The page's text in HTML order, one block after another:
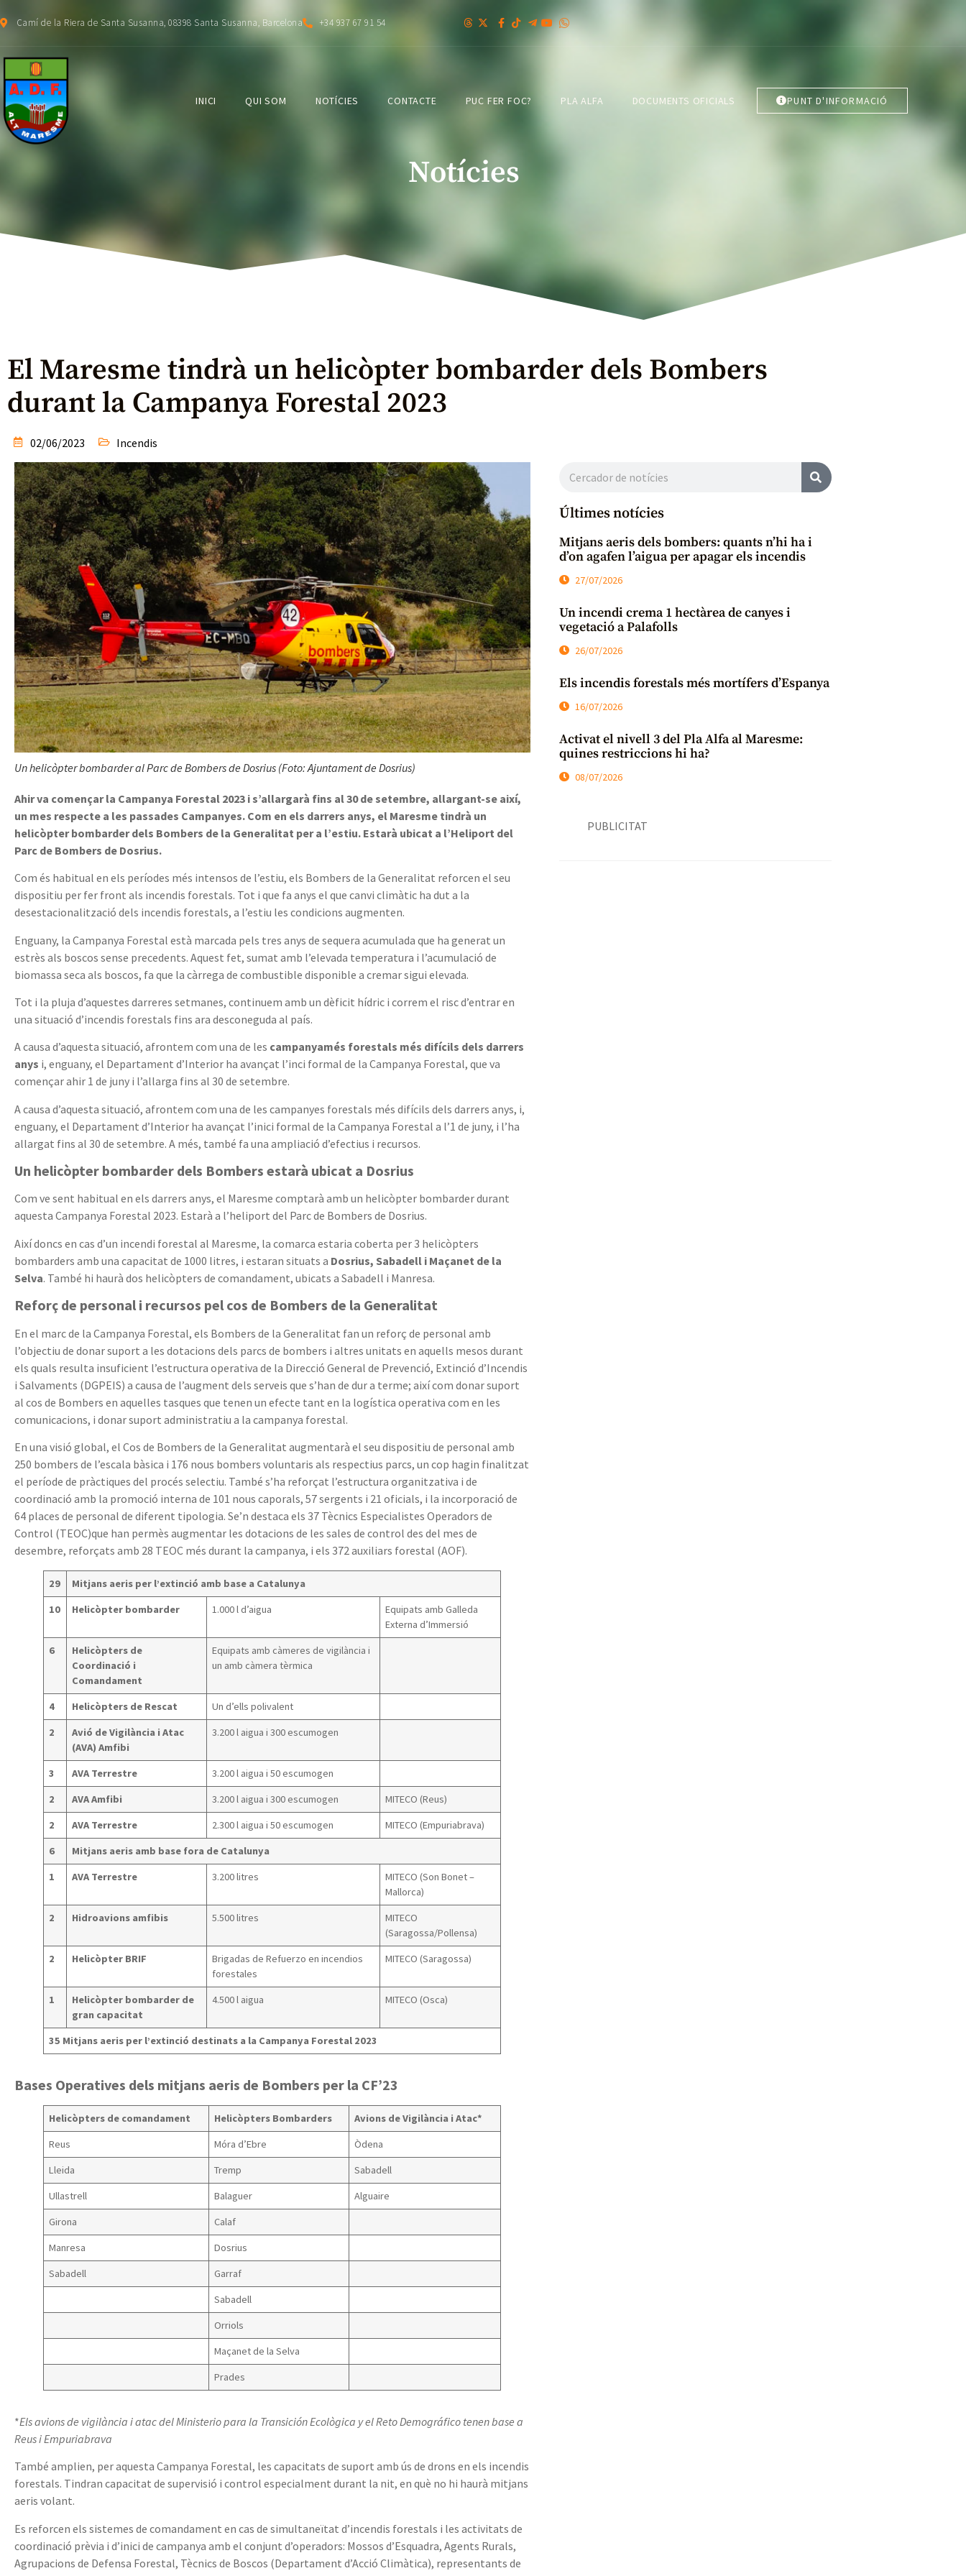
Camí de la Riera de Santa Susanna, 08398 Santa Susanna, Barcelona +34 937 67 91 54
INICI QUI SOM NOTÍCIES CONTACTE PUC FER FOC? PLA ALFA DOCUMENTS OFICIALS PUNT D'INFORMACIÓ
Notícies
El Maresme tindrà un helicòpter bombarder dels Bombers
durant la Campanya Forestal 2023
02/06/2023 Incendis
Un helicòpter bombarder al Parc de Bombers de Dosrius (Foto: Ajuntament de Dosrius)
Ahir va començar la Campanya Forestal 2023 i s’allargarà fins al 30 de setembre, allargant-se així,
un mes respecte a les passades Campanyes. Com en els darrers anys, el Maresme tindrà un
helicòpter bombarder dels Bombers de la Generalitat per a l’estiu. Estarà ubicat a l’Heliport del
Parc de Bombers de Dosrius.
Com és habitual en els períodes més intensos de l’estiu, els Bombers de la Generalitat reforcen el seu
dispositiu per fer front als incendis forestals. Tot i que fa anys el que canvi climàtic ha dut a la
desestacionalització dels incendis forestals, a l’estiu les condicions augmenten.
Enguany, la Campanya Forestal està marcada pels tres anys de sequera acumulada que ha generat un
estrès als boscos sense precedents. Aquest fet, sumat amb l’elevada temperatura i l’acumulació de
biomassa seca als boscos, fa que la càrrega de combustible disponible a cremar sigui elevada.
Tot i la pluja d’aquestes darreres setmanes, continuem amb un dèficit hídric i correm el risc d’entrar en
una situació d’incendis forestals fins ara desconeguda al país.
A causa d’aquesta situació, afrontem com una de les campanyamés forestals més difícils dels darrers
anys i, enguany, el Departament d’Interior ha avançat l’inci formal de la Campanya Forestal, que va
començar ahir 1 de juny i l’allarga fins al 30 de setembre.
A causa d’aquesta situació, afrontem com una de les campanyes forestals més difícils dels darrers anys, i,
enguany, el Departament d’Interior ha avançat l’inici formal de la Campanya Forestal a l’1 de juny, i l’ha
allargat fins al 30 de setembre. A més, també fa una ampliació d’efectius i recursos.
Un helicòpter bombarder dels Bombers estarà ubicat a Dosrius
Com ve sent habitual en els darrers anys, el Maresme comptarà amb un helicòpter bombarder durant
aquesta Campanya Forestal 2023. Estarà a l’heliport del Parc de Bombers de Dosrius.
Així doncs en cas d’un incendi forestal al Maresme, la comarca estaria coberta per 3 helicòpters
bombarders amb una capacitat de 1000 litres, i estaran situats a Dosrius, Sabadell i Maçanet de la
Selva. També hi haurà dos helicòpters de comandament, ubicats a Sabadell i Manresa.
Reforç de personal i recursos pel cos de Bombers de la Generalitat
En el marc de la Campanya Forestal, els Bombers de la Generalitat fan un reforç de personal amb
l’objectiu de donar suport a les dotacions dels parcs de bombers i altres unitats en aquells mesos durant
els quals resulta insuficient l’estructura operativa de la Direcció General de Prevenció, Extinció d’Incendis
i Salvaments (DGPEIS) a causa de l’augment dels serveis que s’han de dur a terme; així com donar suport
al cos de Bombers en aquelles tasques que tenen un efecte tant en la logística operativa com en les
comunicacions, i donar suport administratiu a la campanya forestal.
En una visió global, el Cos de Bombers de la Generalitat augmentarà el seu dispositiu de personal amb
250 bombers de l’escala bàsica i 176 nous bombers voluntaris als respectius parcs, un cop hagin finalitzat
el període de pràctiques del procés selectiu. També s’ha reforçat l’estructura organitzativa i de
coordinació amb la promoció interna de 101 nous caporals, 57 sergents i 21 oficials, i la incorporació de
64 places de personal de diferent tipologia. Se’n destaca els 37 Tècnics Especialistes Operadors de
Control (TEOC)que han permès augmentar les dotacions de les sales de control des del mes de
desembre, reforçats amb 28 TEOC més durant la campanya, i els 372 auxiliars forestal (AOF).
29
Mitjans aeris per l’extinció amb base a Catalunya
10
Helicòpter bombarder 1.000 l d’aigua
Equipats amb Galleda
Externa d’Immersió
6
Helicòpters de
Coordinació i
Comandament
Equipats amb càmeres de vigilància i
un amb càmera tèrmica
4 Helicòpters de Rescat
Un d’ells polivalent
2
Avió de Vigilància i Atac
(AVA) Amfibi
3.200 l aigua i 300 escumogen
3 AVA Terrestre
3.200 l aigua i 50 escumogen
2
AVA Amfibi 3.200 l aigua i 300 escumogen
MITECO (Reus)
2
AVA Terrestre 2.300 l aigua i 50 escumogen
MITECO (Empuriabrava)
6
Mitjans aeris amb base fora de Catalunya
1
AVA Terrestre 3.200 litres
MITECO (Son Bonet –
Mallorca)
2
Hidroavions amfibis 5.500 litres
MITECO
(Saragossa/Pollensa)
2
Helicòpter BRIF
Brigadas de Refuerzo en incendios
forestales
MITECO (Saragossa)
1
Helicòpter bombarder de
gran capacitat
4.500 l aigua MITECO (Osca)
35 Mitjans aeris per l’extinció destinats a la Campanya Forestal 2023
Bases Operatives dels mitjans aeris de Bombers per la CF’23
Helicòpters de comandament Helicòpters Bombarders
Avions de Vigilància i Atac*
Reus
Móra d’Ebre
Òdena
Lleida
Tremp
Sabadell
Ullastrell
Balaguer
Alguaire
Girona
Calaf
Manresa
Dosrius
Sabadell
Garraf
Sabadell
Orriols
Maçanet de la Selva
Prades
*Els avions de vigilància i atac del Ministerio para la Transición Ecològica y el Reto Demográfico tenen base a
Reus i Empuriabrava
També amplien, per aquesta Campanya Forestal, les capacitats de suport amb ús de drons en els incendis
forestals. Tindran capacitat de supervisió i control especialment durant la nit, en què no hi haurà mitjans
aeris volant.
Es reforcen els sistemes de comandament en cas de simultaneïtat d’incendis forestals i les activitats de
coordinació prèvia i d’inici de campanya amb el conjunt d’operadors: Mossos d’Esquadra, Agents Rurals,
Agrupacions de Defensa Forestal, Tècnics de Boscos (Departament d’Acció Climàtica), representants de
Últimes notícies
Mitjans aeris dels bombers: quants n’hi ha i
d’on agafen l’aigua per apagar els incendis
27/07/2026
Un incendi crema 1 hectàrea de canyes i
vegetació a Palafolls
26/07/2026
Els incendis forestals més mortífers d’Espanya
16/07/2026
Activat el nivell 3 del Pla Alfa al Maresme:
quines restriccions hi ha?
08/07/2026
PUBLICITAT